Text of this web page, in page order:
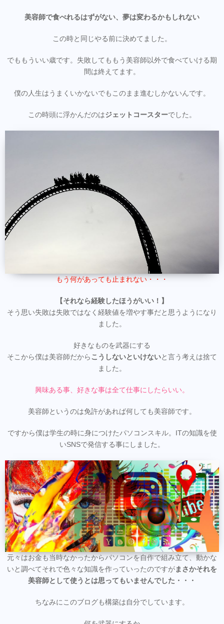
美容師で食べれるはずがない、夢は変わるかもしれない
この時と同じやる前に決めてました。
でももういい歳です。失敗してももう美容師以外で食べていける期
間は終えてます。
僕の人生はうまくいかないでもこのまま進むしかないんです。
この時頭に浮かんだのはジェットコースターでした。
もう何があっても止まれない・・・
【それなら経験したほうがいい！】
そう思い失敗は失敗ではなく経験値を増やす事だと思うようになり
ました。
好きなものを武器にする
そこから僕は美容師だからこうしないといけないと言う考えは捨て
ました。
興味ある事、好きな事は全て仕事にしたらいい。
美容師というのは免許があれば何しても美容師です。
ですから僕は学生の時に身につけたパソコンスキル。ITの知識を使
いSNSで発信する事にしました。
元々はお金も当時なかったからパソコンを自作で組み立て、動かな
いと調べてそれで色々な知識を作っていったのですがまさかそれを
美容師として使うとは思ってもいませんでした・・・
ちなみにこのブログも構築は自分でしています。